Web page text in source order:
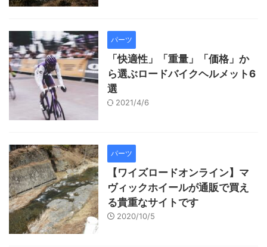
パーツ
「快適性」「重量」「価格」か
ら選ぶロードバイクヘルメット6
選
2021/4/6
パーツ
【ワイズロードオンライン】マ
ヴィックホイールが通販で買え
る貴重なサイトです
2020/10/5